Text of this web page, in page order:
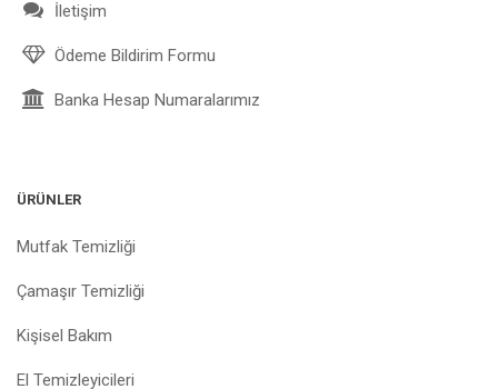
İletişim
Ödeme Bildirim Formu
Banka Hesap Numaralarımız
ÜRÜNLER
Mutfak Temizliği
Çamaşır Temizliği
Kişisel Bakım
El Temizleyicileri